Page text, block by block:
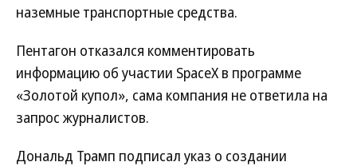
наземные транспортные средства.
Пентагон отказался комментировать
информацию об участии SpaceX в программе
«Золотой купол», сама компания не ответила на
запрос журналистов.
Дональд Трамп подписал указ о создании